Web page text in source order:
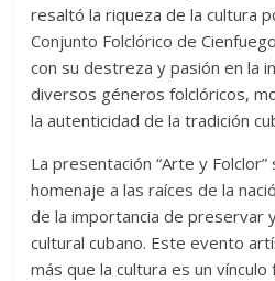
resaltó la riqueza de la cultura
Conjunto Folclórico de
con su destreza y pasión en la
diversos géneros folclóricos,
la autenticidad de la tradición
La presentación “Arte y
homenaje a las raíces de la
de la importancia de preservar
cultural cubano. Este evento
más que la cultura es un